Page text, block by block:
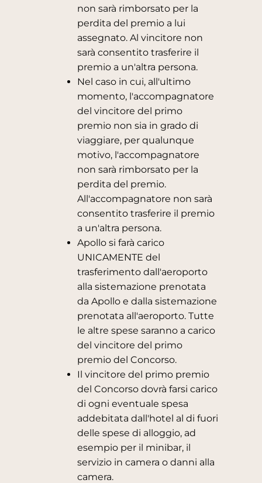
non sarà rimborsato per la
perdita del premio a lui
assegnato. Al vincitore non
sarà consentito trasferire il
premio a un'altra persona.
Nel caso in cui, all'ultimo
momento, l'accompagnatore
del vincitore del primo
premio non sia in grado di
viaggiare, per qualunque
motivo, l'accompagnatore
non sarà rimborsato per la
perdita del premio.
All'accompagnatore non sarà
consentito trasferire il premio
a un'altra persona.
Apollo si farà carico
UNICAMENTE del
trasferimento dall'aeroporto
alla sistemazione prenotata
da Apollo e dalla sistemazione
prenotata all'aeroporto. Tutte
le altre spese saranno a carico
del vincitore del primo
premio del Concorso.
Il vincitore del primo premio
del Concorso dovrà farsi carico
di ogni eventuale spesa
addebitata dall'hotel al di fuori
delle spese di alloggio, ad
esempio per il minibar, il
servizio in camera o danni alla
camera.